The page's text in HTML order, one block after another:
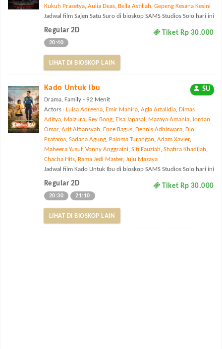
Kukuh Prasetya, Aulia Deas, Bella Astillah, Gepeng Kesana Kesini
Jadwal film Sajen Satu Suro di bioskop SAMS Studios Solo hari ini
Regular 2D Tiket Rp 30.000
20:40
LIHAT DI BIOSKOP LAIN
Kado Untuk Ibu SU
Drama, Family - 92 Menit
Actors : Luisa Adreena, Emir Mahira, Agla Artalidia, Dimas
Aditya, Maizura, Rey Bong, Elsa Japasal , Mazaya Amania, Jordan
Omar, Arif Alfiansyah, Ence Bagus, Dennis Adhiswara, Dio
Pratama, Sadana Agung, Paloma Turangan, Adam Xavier,
Maheera Yusuf, Vonny Anggraini, Siti Fauziah, Shafira Khadijah,
Chacha Hits, Rama Jedi Master, Juju Mazaya
Jadwal film Kado Untuk Ibu di bioskop SAMS Studios Solo hari ini
Regular 2D Tiket Rp 30.000
20:30 21:10
LIHAT DI BIOSKOP LAIN